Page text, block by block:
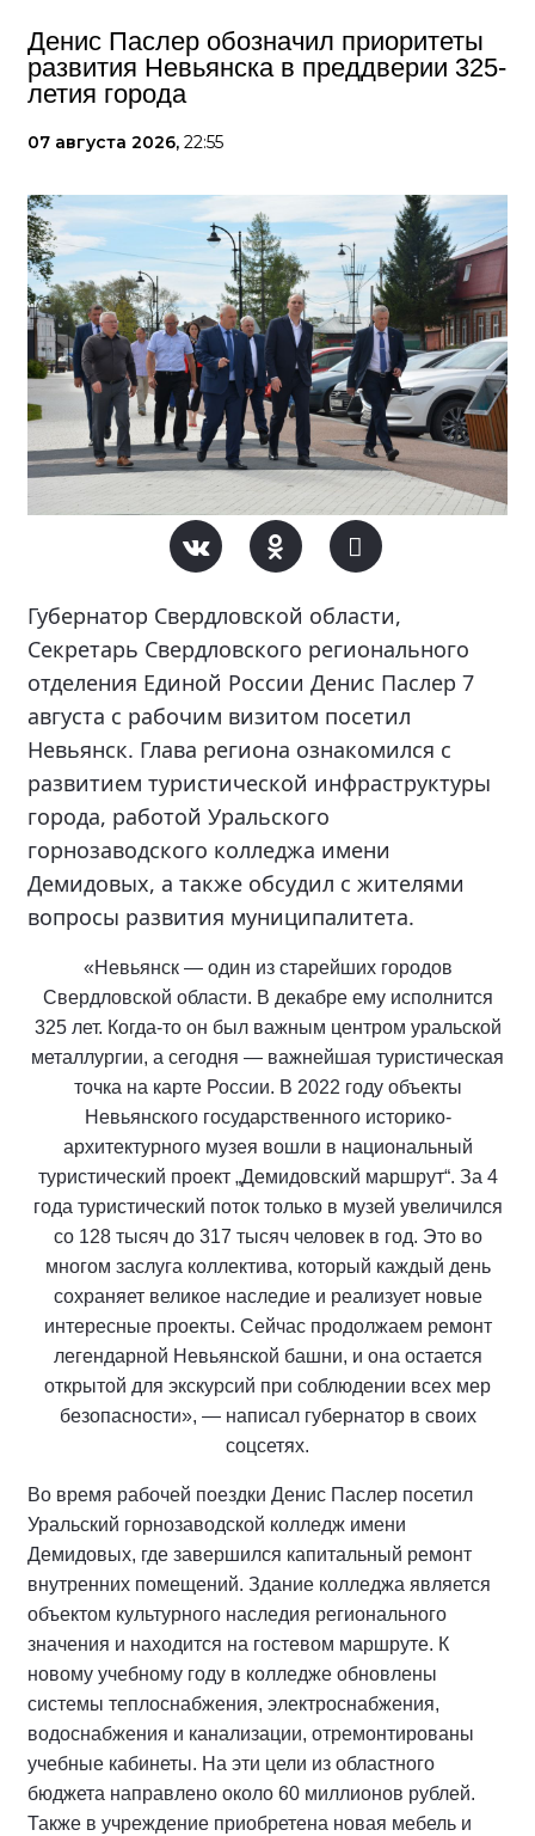
Денис Паслер обозначил приоритеты
развития Невьянска в преддверии 325-
летия города
07 августа 2026, 22:55
Губернатор Свердловской области,
Секретарь Свердловского регионального
отделения Единой России Денис Паслер 7
августа с рабочим визитом посетил
Невьянск. Глава региона ознакомился с
развитием туристической инфраструктуры
города, работой Уральского
горнозаводского колледжа имени
Демидовых, а также обсудил с жителями
вопросы развития муниципалитета.
«Невьянск — один из старейших городов
Свердловской области. В декабре ему исполнится
325 лет. Когда-то он был важным центром уральской
металлургии, а сегодня — важнейшая туристическая
точка на карте России. В 2022 году объекты
Невьянского государственного историко-
архитектурного музея вошли в национальный
туристический проект „Демидовский маршрут“. За 4
года туристический поток только в музей увеличился
со 128 тысяч до 317 тысяч человек в год. Это во
многом заслуга коллектива, который каждый день
сохраняет великое наследие и реализует новые
интересные проекты. Сейчас продолжаем ремонт
легендарной Невьянской башни, и она остается
открытой для экскурсий при соблюдении всех мер
безопасности», — написал губернатор в своих
соцсетях.
Во время рабочей поездки Денис Паслер посетил
Уральский горнозаводской колледж имени
Демидовых, где завершился капитальный ремонт
внутренних помещений. Здание колледжа является
объектом культурного наследия регионального
значения и находится на гостевом маршруте. К
новому учебному году в колледже обновлены
системы теплоснабжения, электроснабжения,
водоснабжения и канализации, отремонтированы
учебные кабинеты. На эти цели из областного
бюджета направлено около 60 миллионов рублей.
Также в учреждение приобретена новая мебель и